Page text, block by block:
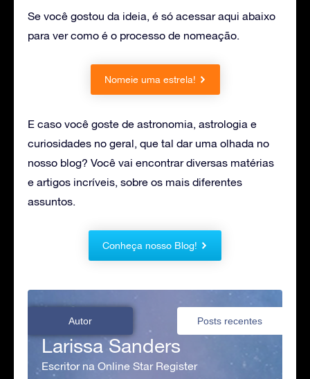
Se você gostou da ideia, é só acessar aqui abaixo
para ver como é o processo de nomeação.
Nomeie uma estrela!
E caso você goste de astronomia, astrologia e
curiosidades no geral, que tal dar uma olhada no
nosso blog? Você vai encontrar diversas matérias
e artigos incríveis, sobre os mais diferentes
assuntos.
Conheça nosso Blog!
Autor Posts recentes
Larissa Sanders
Escritor na Online Star Register